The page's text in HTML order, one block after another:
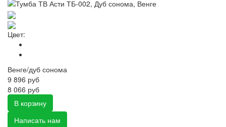
Цвет:
Венге/дуб сонома
9 896 руб
8 066 руб
В корзину
Написать нам